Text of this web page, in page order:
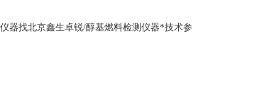
器找北京鑫生卓锐/醇基燃料检测仪器*技术参